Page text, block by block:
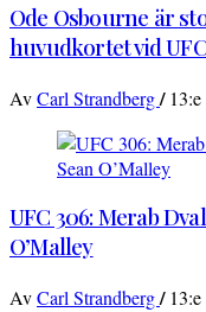
Ode Osbourne är
huvudkortet vid
AvCarl Strandberg/
UFC 306: Merab
O’Malley
AvCarl Strandberg/